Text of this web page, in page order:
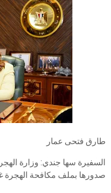
طارق فتحى عمار
السفيرة سها جندي: وزارة
صدورها بملف مكافحة الهجرة